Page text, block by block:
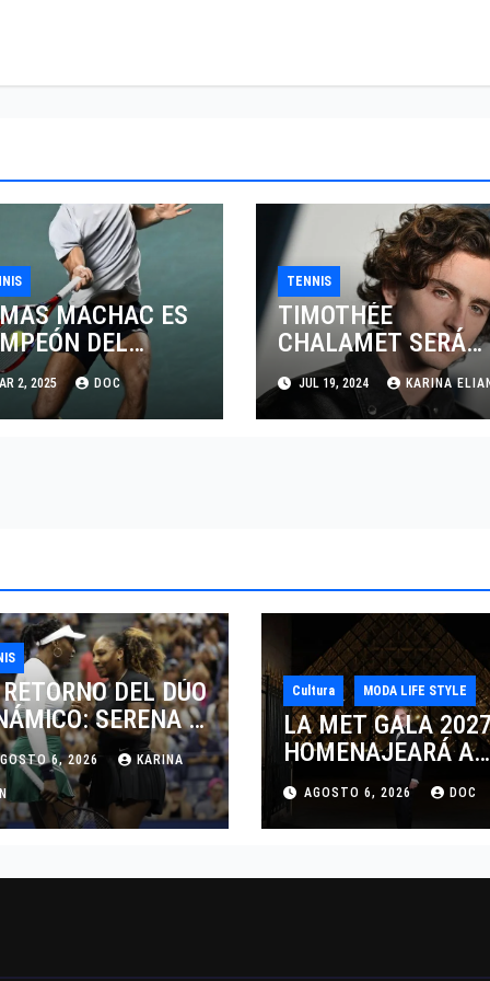
MACHAC ES
DEL
MEXICANO
2, 2025 DOC
TENNIS
TIMOTHÉE
CHALAMET SERÁ
PARTE DE UNA
PELÍCULA
ADENTRADA EN EL
JUL 19, 2024 KARINA
DEL DÚO
SERENA Y
WILLIAMS
LOS
EN
2026
6, 2026 KARINA
Cultura MODA LIFE STYLE
LA MET GALA
HOMENAJEARÁ A
JOHN GALLIANO
MARCANDO EL
REGRESO DEL REY
AGOSTO 6, 2026 DOC